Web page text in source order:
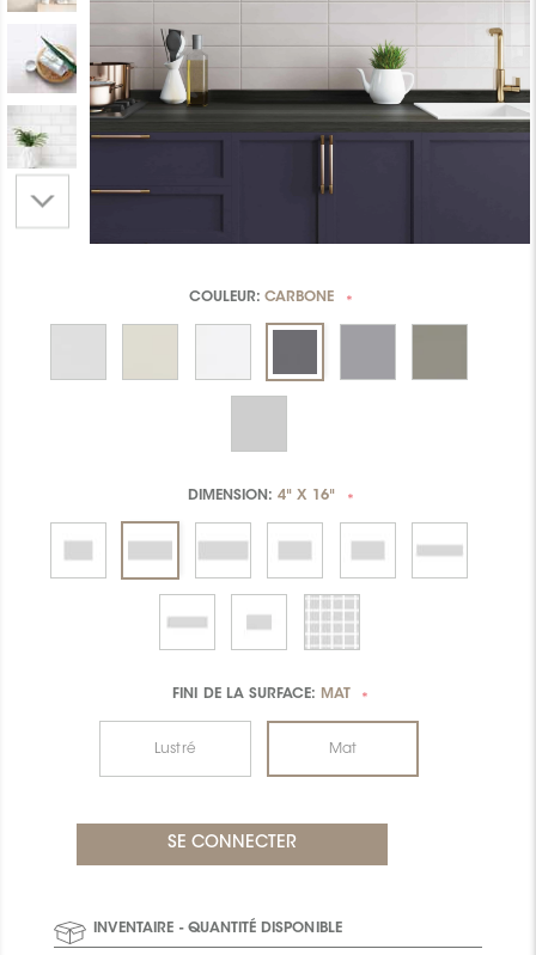
COULEUR:CARBONE *
DIMENSION: 4" X 16" *
FINI DE LA SURFACE: MAT *
Lustré Mat
INVENTAIRE - QUANTITÉ DISPONIBLE